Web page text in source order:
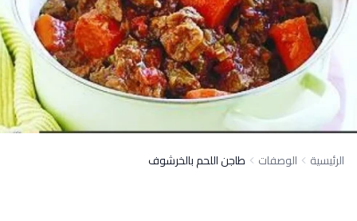
الرئيسية الوصفات طاجن اللحم بالخرشوف